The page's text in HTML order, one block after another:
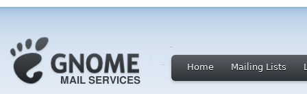
Home Mailing Lists